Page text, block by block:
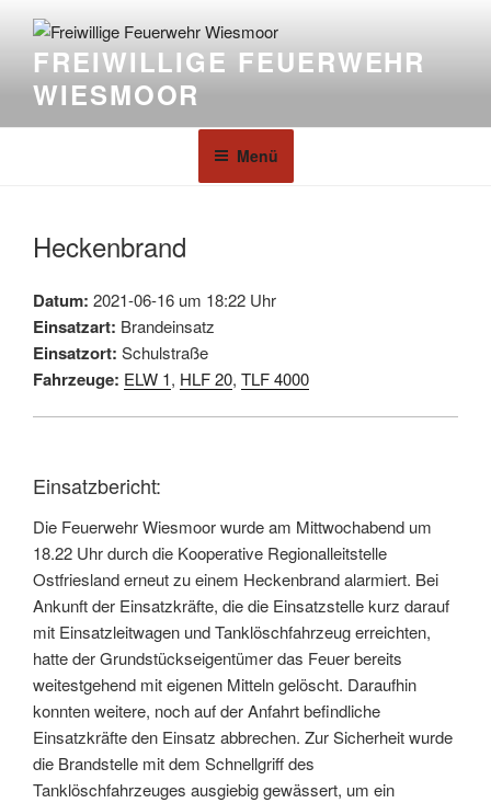
FREIWILLIGE FEUERWEHR
WIESMOOR
Menü
Heckenbrand
Datum: 2021-06-16 um 18:22 Uhr
Einsatzart: Brandeinsatz
Einsatzort: Schulstraße
Fahrzeuge: ELW 1, HLF 20, TLF 4000
Einsatzbericht:
Die Feuerwehr Wiesmoor wurde am Mittwochabend um
18.22 Uhr durch die Kooperative Regionalleitstelle
Ostfriesland erneut zu einem Heckenbrand alarmiert. Bei
Ankunft der Einsatzkräfte, die die Einsatzstelle kurz darauf
mit Einsatzleitwagen und Tanklöschfahrzeug erreichten,
hatte der Grundstückseigentümer das Feuer bereits
weitestgehend mit eigenen Mitteln gelöscht. Daraufhin
konnten weitere, noch auf der Anfahrt befindliche
Einsatzkräfte den Einsatz abbrechen. Zur Sicherheit wurde
die Brandstelle mit dem Schnellgriff des
Tanklöschfahrzeuges ausgiebig gewässert, um ein